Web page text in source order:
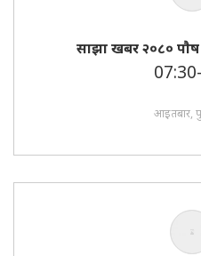
साझा खबर २०८०
आइतबार,